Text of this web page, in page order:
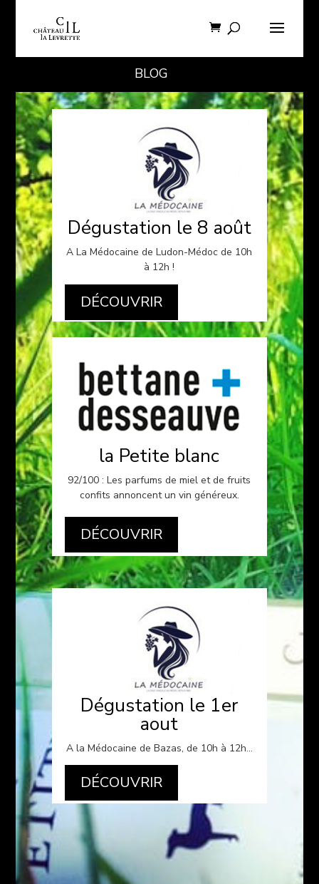
BLOG
Dégustation le 8 août
A La Médocaine de Ludon-Médoc de 10h
à 12h !
DÉCOUVRIR
la Petite blanc
92/100 : Les parfums de miel et de fruits
confits annoncent un vin généreux.
DÉCOUVRIR
Dégustation le 1er
aout
A la Médocaine de Bazas, de 10h à 12h…
DÉCOUVRIR